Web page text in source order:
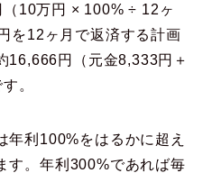
10万円 × 100% ÷ 12ヶ
を12ヶ月で返済する計画
16,666円（元金8,333円＋
。
年利100%をはるかに超え
す。年利300%であれば毎